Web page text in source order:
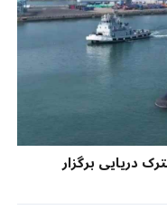
دریایی برگزار